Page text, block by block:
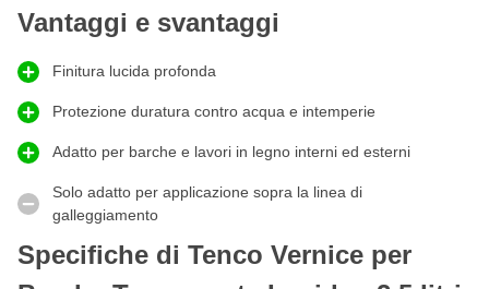
Vernice lucida per yacht con protezione forte e
Questavernice per barchesi distingue per la sua alta resistenza
all'usura e le proprietà idrorepellenti. Tenco Vernice per Barche
Trasparente Lucida è resistente all'acqua dolce e salata e
strato filmogeno forte che garantisce un risultato duraturo e
Utilizzare la vernice per barche per barche e
lavori in legno
Con Tenco Vernice per Barche Trasparente Lucida utilizzi una
Vantaggi e svantaggi
Finitura lucida profonda
Protezione duratura contro acqua e intemperie
Adatto per barche e lavori in legno interni ed esterni
Solo adatto per applicazione sopra la linea di
galleggiamento
Specifiche di Tenco Vernice per